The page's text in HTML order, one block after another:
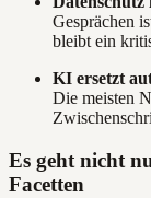
Gesprächen
bleibt ein
KI ersetzt
Die meisten
Es geht nicht
Facetten